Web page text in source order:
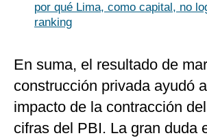
por qué Lima, como capital, no
ranking
En suma, el resultado de
construcción privada ayudó
impacto de la contracción
cifras del PBI. La gran duda